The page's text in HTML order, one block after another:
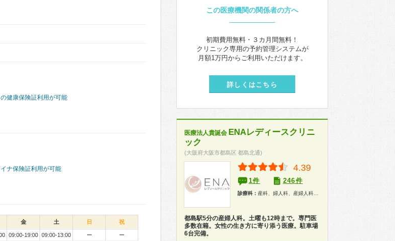
健康保険証利用が可能
ナ保険証利用が可能
金 土 日 祝
09:00-19:00 09:00-13:00 ー ー
この医療機関の関係者の方へ
初期費用無料・３カ月間無料！
クリニック専用の予約管理システムが
月額1万円からご利用いただけます。
詳しくはこちら
医療法人貴誕会 ENAレディースクリニ
ック
(大阪府大阪市都島区 都島北通)
4.39
1件 246件
診療科： 産科、婦人科、産婦人科、健康診断
都島駅5分の産婦人科。土曜も12時まで。専門医
多数在籍。女性の生き方に寄り添う医療。駐車場
6台完備。